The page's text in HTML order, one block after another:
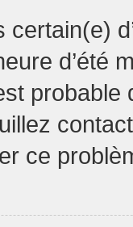
certain(e)
d’été
probable
ce